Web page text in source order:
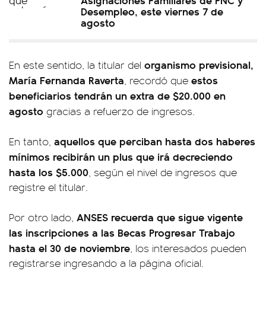
Desempleo, este viernes 7 de
agosto
En este sentido, la titular del organismo previsional,
María Fernanda Raverta, recordó que estos
beneficiarios tendrán un extra de $20.000 en
agosto gracias a refuerzo de ingresos.
En tanto, aquellos que perciban hasta dos haberes
mínimos recibirán un plus que irá decreciendo
hasta los $5.000, según el nivel de ingresos que
registre el titular.
Por otro lado, ANSES recuerda que sigue vigente
las inscripciones a las Becas Progresar Trabajo
hasta el 30 de noviembre, los interesados pueden
registrarse ingresando a la página oficial.